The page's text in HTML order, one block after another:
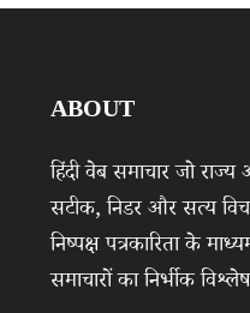
ABOUT
हिंदी वेब समाचार जो
सटीक, निडर और सत्य
निष्पक्ष पत्रकारिता के
समाचारों का निर्भीक